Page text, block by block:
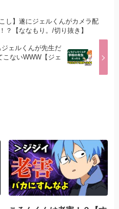
し】遂にジェルくんがカメラ配
？【ななもり。/切り抜き】
ジェルくんが先生だ
ないWWW【ジェ